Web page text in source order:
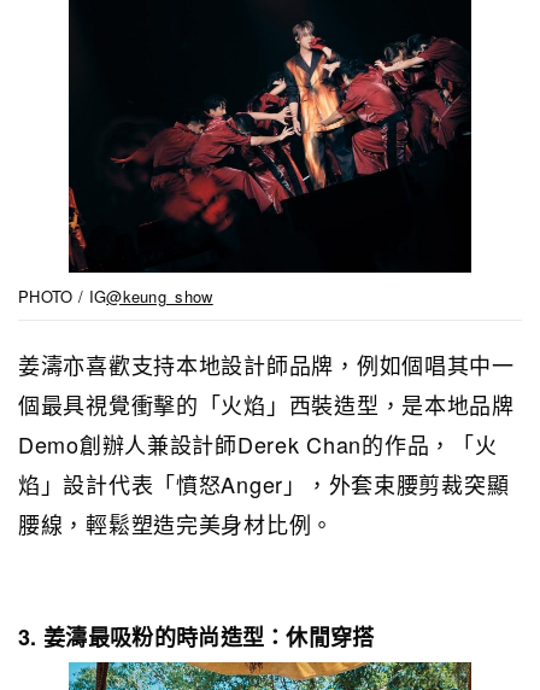
PHOTO / IG@keung_show
姜濤亦喜歡支持本地設計師品牌，例如個唱其中一
個最具視覺衝擊的「火焰」西裝造型，是本地品牌
Demo創辦人兼設計師Derek Chan的作品，「火
焰」設計代表「憤怒Anger」，外套束腰剪裁突顯
腰線，輕鬆塑造完美身材比例。
3. 姜濤最吸粉的時尚造型：休閒穿搭